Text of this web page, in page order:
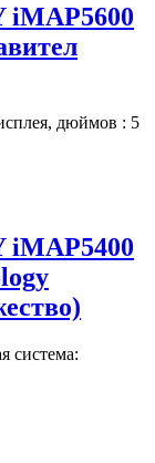
iMAP5600
дюймов : 5
iMAP5400
система: